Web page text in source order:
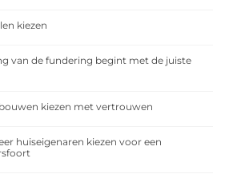
kiezen
van de fundering begint met de juiste
kiezen met vertrouwen
huiseigenaren kiezen voor een